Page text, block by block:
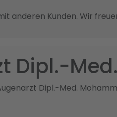
anderen Kunden. Wir
Dipl.-
Dipl.-Med.